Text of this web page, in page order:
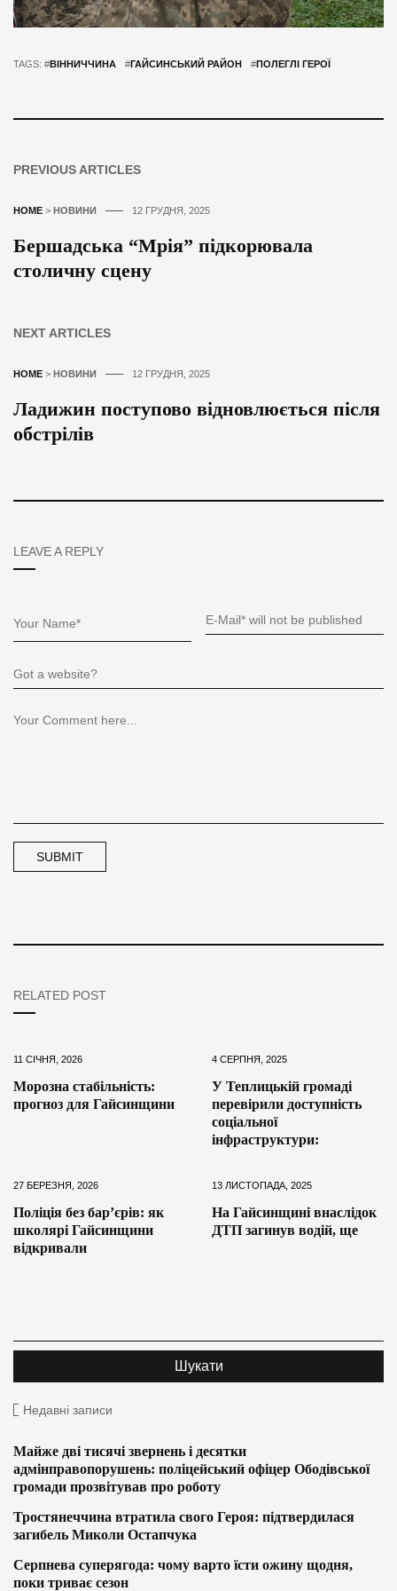
TAGS: #ВІННИЧЧИНА #ГАЙСИНСЬКИЙ РАЙОН #ПОЛЕГЛІ ГЕРОЇ
PREVIOUS ARTICLES
HOME > НОВИНИ 12 ГРУДНЯ, 2025
Бершадська “Мрія” підкорювала
столичну сцену
NEXT ARTICLES
HOME > НОВИНИ 12 ГРУДНЯ, 2025
Ладижин поступово відновлюється після
обстрілів
LEAVE A REPLY
RELATED POST
11 СІЧНЯ, 2026
Морозна стабільність:
прогноз для Гайсинщини
4 СЕРПНЯ, 2025
У Теплицькій громаді
перевірили доступність
соціальної
інфраструктури:
27 БЕРЕЗНЯ, 2026
Поліція без бар’єрів: як
школярі Гайсинщини
відкривали
13 ЛИСТОПАДА, 2025
На Гайсинщині внаслідок
ДТП загинув водій, ще
Недавні записи
Майже дві тисячі звернень і десятки
адмінправопорушень: поліцейський офіцер Ободівської
громади прозвітував про роботу
Тростянеччина втратила свого Героя: підтвердилася
загибель Миколи Остапчука
Серпнева суперягода: чому варто їсти ожину щодня,
поки триває сезон